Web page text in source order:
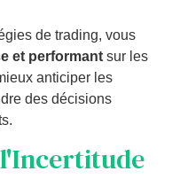
de trading, vous
et performant sur les
anticiper les
des décisions